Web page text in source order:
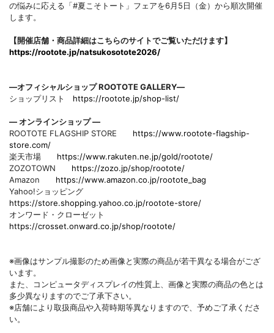
の悩みに応える「#夏こそトート」フェアを6月5日（金）から順次開催
します。
【開催店舗・商品詳細はこちらのサイトでご覧いただけます】
https://rootote.jp/natsukosotote2026/
―オフィシャルショップ ROOTOTE GALLERY―
ショップリスト https://rootote.jp/shop-list/
― オンラインショップ ―
ROOTOTE FLAGSHIP STORE https://www.rootote-flagship-
store.com/
楽天市場 https://www.rakuten.ne.jp/gold/rootote/
ZOZOTOWN https://zozo.jp/shop/rootote/
Amazon https://www.amazon.co.jp/rootote_bag
Yahoo!ショッピング
https://store.shopping.yahoo.co.jp/rootote-store/
オンワード・クローゼット
https://crosset.onward.co.jp/shop/rootote/
※画像はサンプル撮影のため画像と実際の商品が若干異なる場合がござ
います。
また、コンピュータディスプレイの性質上、画像と実際の商品の色とは
多少異なりますのでご了承下さい。
※店舗により取扱商品や入荷時期等異なりますので、予めご了承くださ
い。